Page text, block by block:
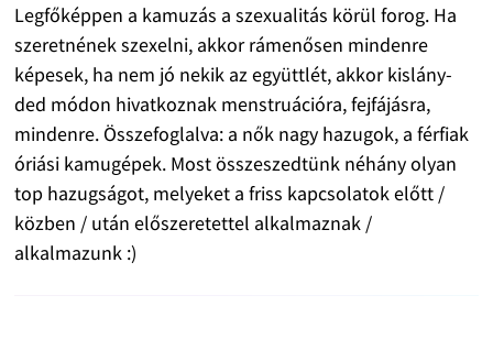
Legfőképpen a kamuzás a szexualitás körül forog. Ha
szeretnének szexelni, akkor rámenősen mindenre
képesek, ha nem jó nekik az együttlét, akkor kislány-
ded módon hivatkoznak menstruációra, fejfájásra,
mindenre. Összefoglalva: a nők nagy hazugok, a férfiak
óriási kamugépek. Most összeszedtünk néhány olyan
top hazugságot, melyeket a friss kapcsolatok előtt /
közben / után előszeretettel alkalmaznak /
alkalmazunk :)